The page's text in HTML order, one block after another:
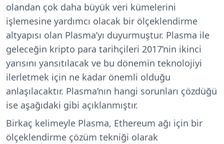
olandan çok daha büyük veri kümelerini
işlemesine yardımcı olacak bir ölçeklendirme
altyapısı olan Plasma’yı duyurmuştur. Plasma ile
geleceğin kripto para tarihçileri 2017’nin ikinci
yarısını yansıtılacak ve bu dönemin teknolojiyi
ilerletmek için ne kadar önemli olduğu
anlaşılacaktır. Plasma’nın hangi sorunları çözdüğü
ise aşağıdaki gibi açıklanmıştır.
Birkaç kelimeyle Plasma, Ethereum ağı için bir
ölçeklendirme çözüm tekniği olarak